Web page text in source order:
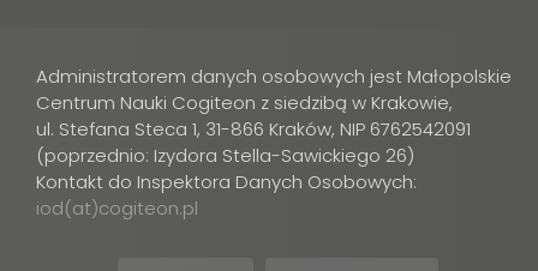
Administratorem danych osobowych jest Małopolskie
Centrum Nauki Cogiteon z siedzibą w Krakowie,
ul. Stefana Steca 1, 31-866 Kraków, NIP 6762542091
(poprzednio: Izydora Stella-Sawickiego 26)
Kontakt do Inspektora Danych Osobowych:
iod(at)cogiteon.pl